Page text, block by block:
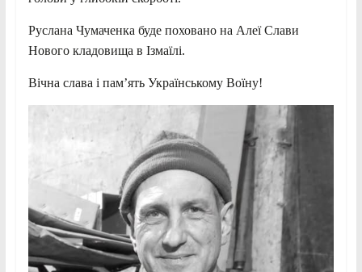
Руслана Чумаченка буде поховано на Алеї Слави
Нового кладовища в Ізмаїлі.
Вічна слава і пам’ять Українському Воїну!